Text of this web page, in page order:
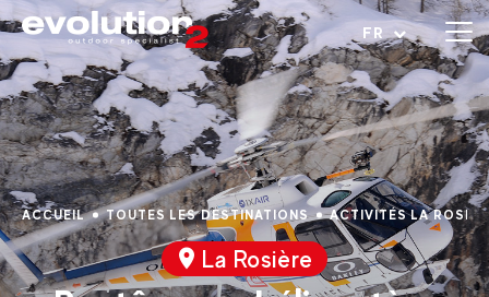
FR
Ouvrir le menu
ACCUEIL TOUTES LES DESTINATIONS ACTIVITÉS LA
La Rosière